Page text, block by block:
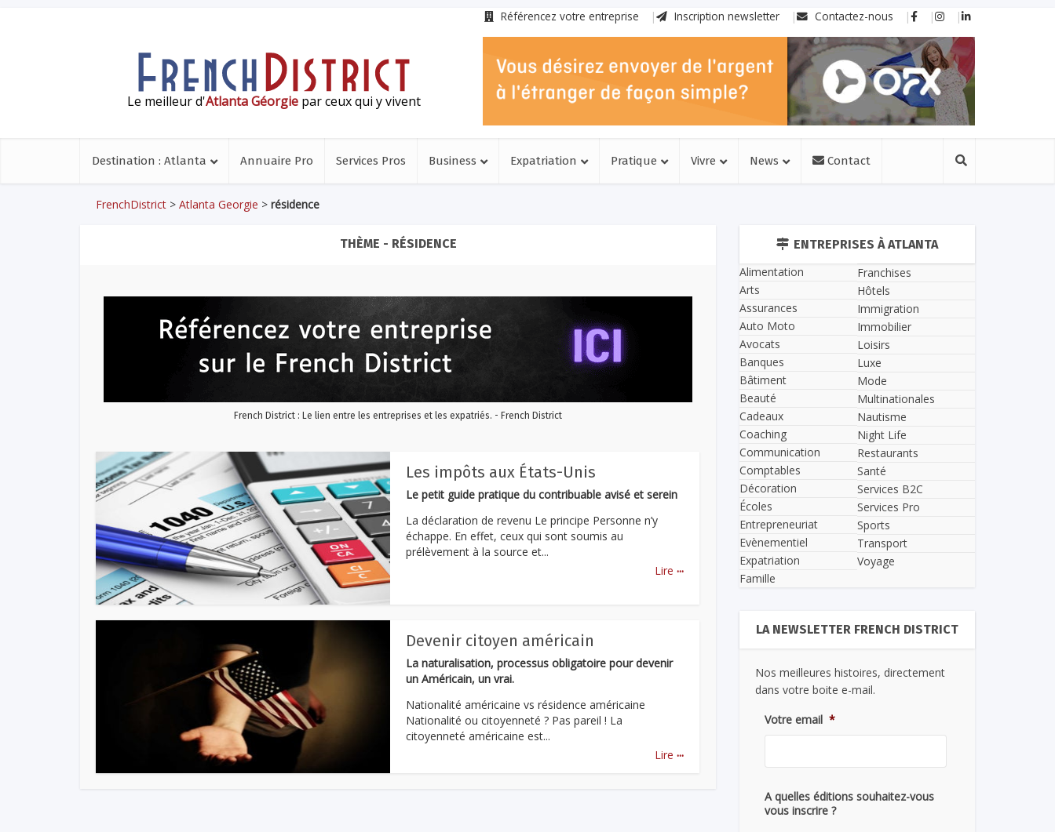
Référencez votre entreprise Inscription newsletter Contactez-nous
Le meilleur d'Atlanta Géorgie par ceux qui y vivent
Destination : Atlanta Annuaire Pro Services Pros Business Expatriation Pratique Vivre News Contact
FrenchDistrict > Atlanta Georgie > résidence
THÈME - RÉSIDENCE
French District : Le lien entre les entreprises et les expatriés. - French District
Les impôts aux États-Unis
Le petit guide pratique du contribuable avisé et serein
La déclaration de revenu Le principe Personne n’y
échappe. En effet, ceux qui sont soumis au
prélèvement à la source et...
Lire ...
Devenir citoyen américain
La naturalisation, processus obligatoire pour devenir
un Américain, un vrai.
Nationalité américaine vs résidence américaine
Nationalité ou citoyenneté ? Pas pareil ! La
citoyenneté américaine est...
Lire ...
ENTREPRISES À ATLANTA
Alimentation
Arts
Assurances
Auto Moto
Avocats
Banques
Bâtiment
Beauté
Cadeaux
Coaching
Communication
Comptables
Décoration
Écoles
Entrepreneuriat
Evènementiel
Expatriation
Famille
Franchises
Hôtels
Immigration
Immobilier
Loisirs
Luxe
Mode
Multinationales
Nautisme
Night Life
Restaurants
Santé
Services B2C
Services Pro
Sports
Transport
Voyage
LA NEWSLETTER FRENCH DISTRICT
Nos meilleures histoires, directement
dans votre boite e-mail.
Votre email *
A quelles éditions souhaitez-vous
vous inscrire ?